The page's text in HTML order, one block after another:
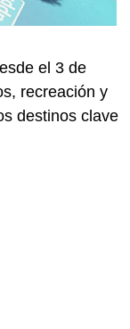
el 3 de
recreación y
destinos clave